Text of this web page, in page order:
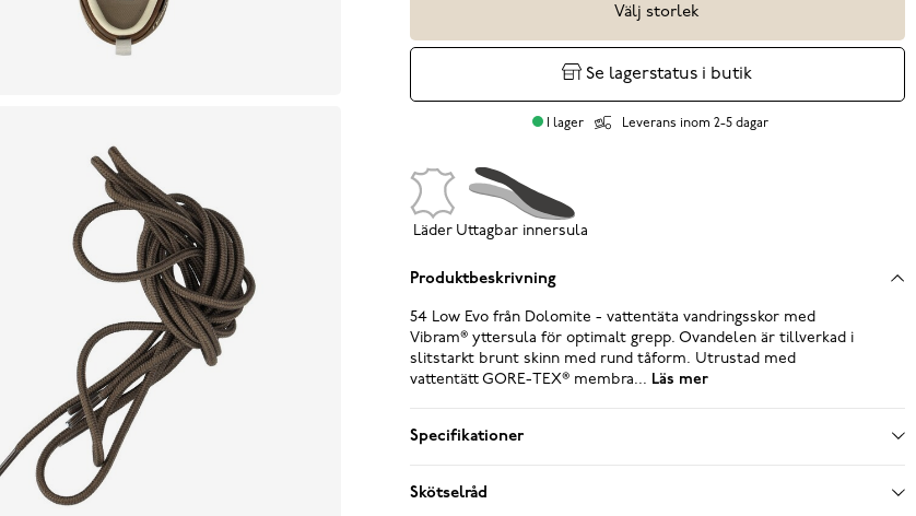
Välj storlek
Se lagerstatus i butik
I lager Leverans inom 2-5 dagar
Läder Uttagbar innersula
Produktbeskrivning
54 Low Evo från Dolomite - vattentäta vandringsskor med
Vibram® yttersula för optimalt grepp. Ovandelen är tillverkad i
slitstarkt brunt skinn med rund tåform. Utrustad med
vattentätt GORE-TEX® membra... Läs mer
Specifikationer
Skötselråd